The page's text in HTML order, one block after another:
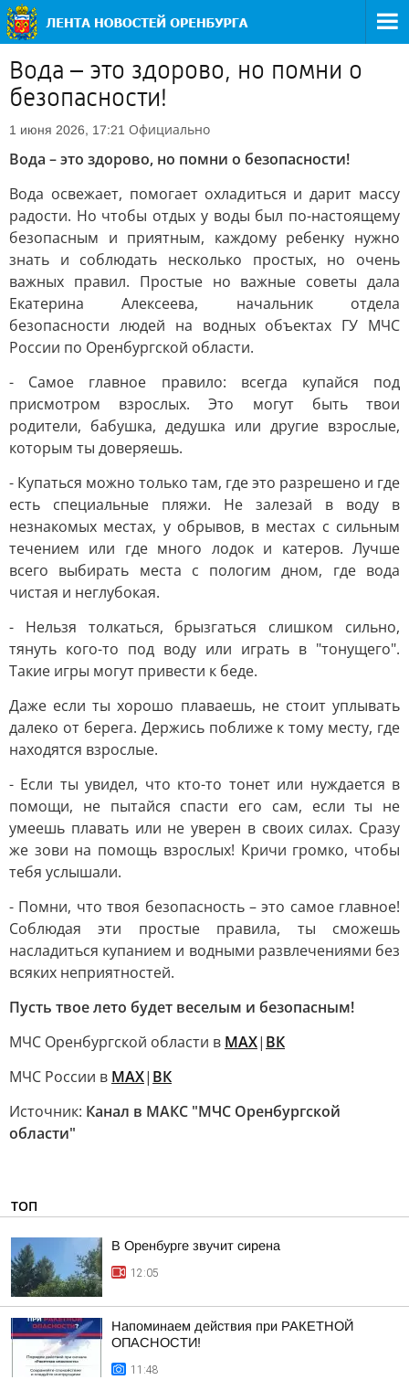
Вода – это здорово, но помни о
безопасности!
1 июня 2026, 17:21 Официально
Вода – это здорово, но помни о безопасности!
Вода освежает, помогает охладиться и дарит массу
радости. Но чтобы отдых у воды был по-настоящему
безопасным и приятным, каждому ребенку нужно
знать и соблюдать несколько простых, но очень
важных правил. Простые но важные советы дала
Екатерина Алексеева, начальник отдела
безопасности людей на водных объектах ГУ МЧС
России по Оренбургской области.
- Самое главное правило: всегда купайся под
присмотром взрослых. Это могут быть твои
родители, бабушка, дедушка или другие взрослые,
которым ты доверяешь.
- Купаться можно только там, где это разрешено и где
есть специальные пляжи. Не залезай в воду в
незнакомых местах, у обрывов, в местах с сильным
течением или где много лодок и катеров. Лучше
всего выбирать места с пологим дном, где вода
чистая и неглубокая.
- Нельзя толкаться, брызгаться слишком сильно,
тянуть кого-то под воду или играть в "тонущего".
Такие игры могут привести к беде.
Даже если ты хорошо плаваешь, не стоит уплывать
далеко от берега. Держись поближе к тому месту, где
находятся взрослые.
- Если ты увидел, что кто-то тонет или нуждается в
помощи, не пытайся спасти его сам, если ты не
умеешь плавать или не уверен в своих силах. Сразу
же зови на помощь взрослых! Кричи громко, чтобы
тебя услышали.
- Помни, что твоя безопасность – это самое главное!
Соблюдая эти простые правила, ты сможешь
насладиться купанием и водными развлечениями без
всяких неприятностей.
Пусть твое лето будет веселым и безопасным!
МЧС Оренбургской области в MAX| ВК
МЧС России в MAX| ВК
Источник: Канал в МАКС "МЧС Оренбургской
области"
ТОП
В Оренбурге звучит сирена
12:05
Напоминаем действия при РАКЕТНОЙ
ОПАСНОСТИ!
11:48